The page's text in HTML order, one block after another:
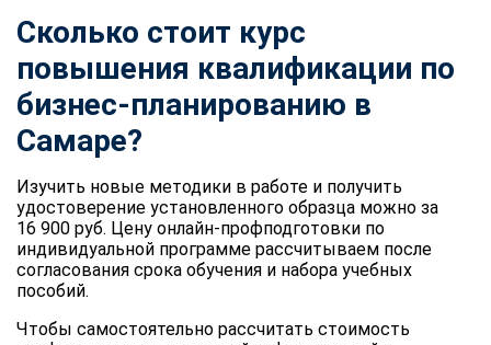
Сколько стоит курс
повышения квалификации по
бизнес-планированию в
Самаре?
Изучить новые методики в работе и получить
удостоверение установленного образца можно за
16 900 руб. Цену онлайн-профподготовки по
индивидуальной программе рассчитываем после
согласования срока обучения и набора учебных
пособий.
Чтобы самостоятельно рассчитать стоимость